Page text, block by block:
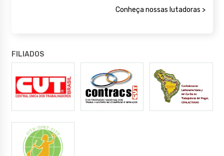
Conheça nossas lutadoras >
FILIADOS